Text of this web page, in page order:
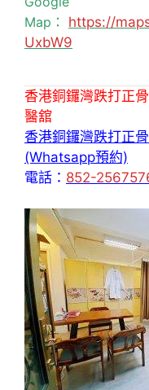
Map： https://
UxbW9
香港銅鑼灣跌打正
醫舘
香港銅鑼灣跌打正
(Whatsapp預約)
電話： 852-